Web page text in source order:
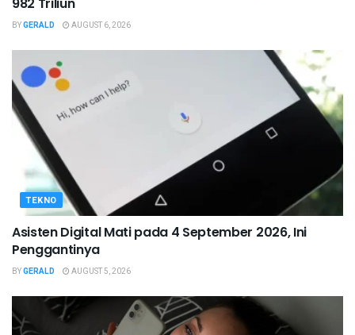
982 Triliun
BYGERALD AUGUST 6, 2026
TEKNO
Asisten Digital Mati pada 4 September 2026, Ini
Penggantinya
BYGERALD AUGUST 5, 2026